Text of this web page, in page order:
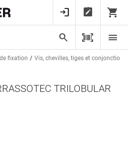
fixation Vis, chevilles, tiges et conjonctions
TRILOBULAR